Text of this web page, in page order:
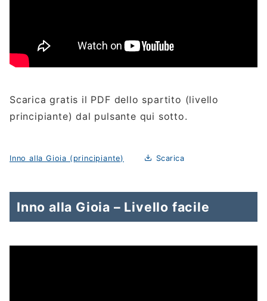
Scarica gratis il PDF dello spartito (livello
principiante) dal pulsante qui sotto.
Inno alla Gioia (principiante) Scarica
Inno alla Gioia – Livello facile